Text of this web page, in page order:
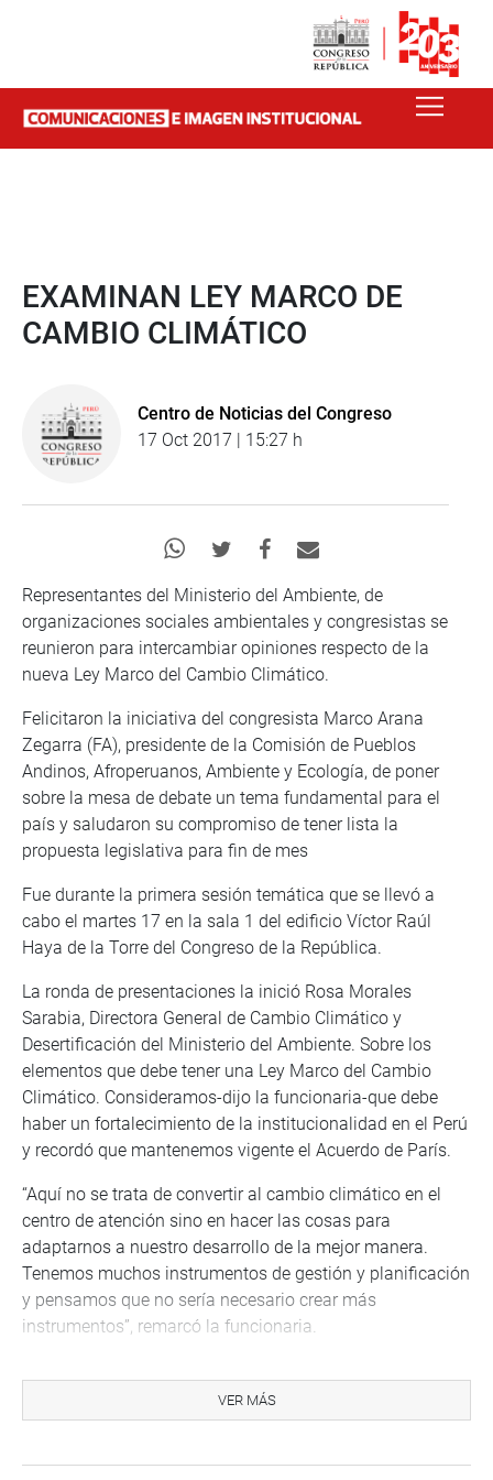
EXAMINAN LEY MARCO DE
CAMBIO CLIMÁTICO
Centro de Noticias del Congreso
17 Oct 2017 | 15:27 h
Representantes del Ministerio del Ambiente, de
organizaciones sociales ambientales y congresistas se
reunieron para intercambiar opiniones respecto de la
nueva Ley Marco del Cambio Climático.
Felicitaron la iniciativa del congresista Marco Arana
Zegarra (FA), presidente de la Comisión de Pueblos
Andinos, Afroperuanos, Ambiente y Ecología, de poner
sobre la mesa de debate un tema fundamental para el
país y saludaron su compromiso de tener lista la
propuesta legislativa para fin de mes
Fue durante la primera sesión temática que se llevó a
cabo el martes 17 en la sala 1 del edificio Víctor Raúl
Haya de la Torre del Congreso de la República.
La ronda de presentaciones la inició Rosa Morales
Sarabia, Directora General de Cambio Climático y
Desertificación del Ministerio del Ambiente. Sobre los
elementos que debe tener una Ley Marco del Cambio
Climático. Consideramos-dijo la funcionaria-que debe
haber un fortalecimiento de la institucionalidad en el Perú
y recordó que mantenemos vigente el Acuerdo de París.
“Aquí no se trata de convertir al cambio climático en el
centro de atención sino en hacer las cosas para
adaptarnos a nuestro desarrollo de la mejor manera.
Tenemos muchos instrumentos de gestión y planificación
y pensamos que no sería necesario crear más
instrumentos”, remarcó la funcionaria.
ello consideró necesario la creación de una Comisión
Multisectorial de Alto Nivel que pueda tomar decisiones a
VER MÁS